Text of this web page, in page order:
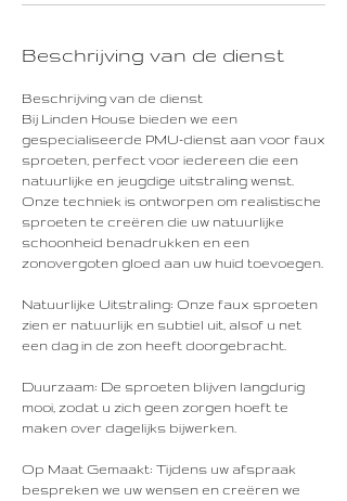
Beschrijving van de dienst
Beschrijving van de dienst
Bij Linden House bieden we een
gespecialiseerde PMU-dienst aan voor faux
sproeten, perfect voor iedereen die een
natuurlijke en jeugdige uitstraling wenst.
Onze techniek is ontworpen om realistische
sproeten te creëren die uw natuurlijke
schoonheid benadrukken en een
zonovergoten gloed aan uw huid toevoegen.
Natuurlijke Uitstraling: Onze faux sproeten
zien er natuurlijk en subtiel uit, alsof u net
een dag in de zon heeft doorgebracht.
Duurzaam: De sproeten blijven langdurig
mooi, zodat u zich geen zorgen hoeft te
maken over dagelijks bijwerken.
Op Maat Gemaakt: Tijdens uw afspraak
bespreken we uw wensen en creëren we